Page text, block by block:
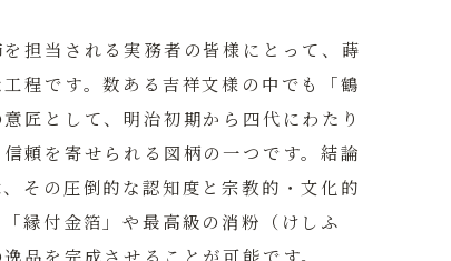
担当される実務者の皆様にとって、蒔
程です。数ある吉祥文様の中でも「鶴
匠として、明治初期から四代にわたり
頼を寄せられる図柄の一つです。結論
その圧倒的な認知度と宗教的・文化的
縁付金箔」や最高級の消粉（けしふ
品を完成させることが可能です。